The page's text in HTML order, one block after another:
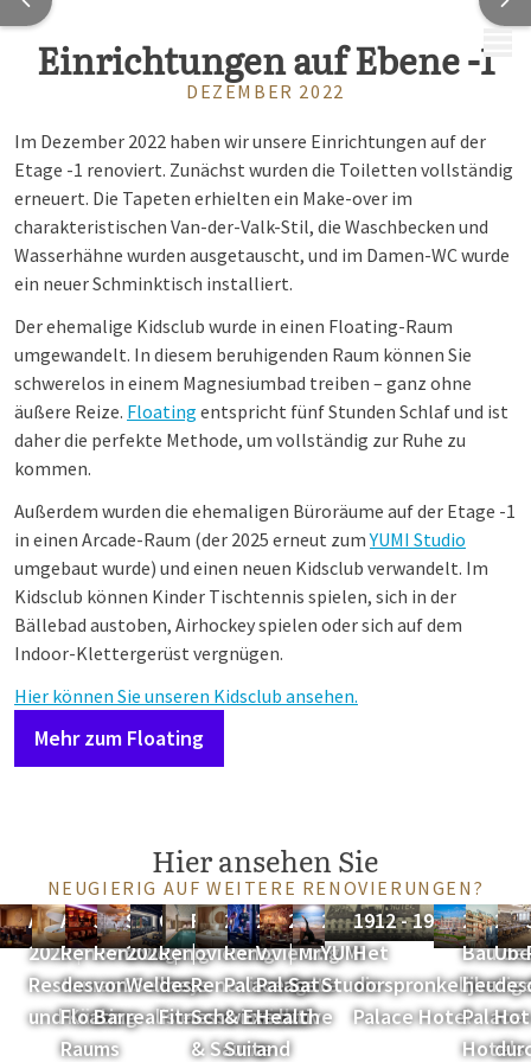
Einrichtungen auf Ebene -1
DEZEMBER 2022
Im Dezember 2022 haben wir unsere Einrichtungen auf der
Etage -1 renoviert. Zunächst wurden die Toiletten vollständig
erneuert. Die Tapeten erhielten ein Make-over im
charakteristischen Van-der-Valk-Stil, die Waschbecken und
Wasserhähne wurden ausgetauscht, und im Damen-WC wurde
ein neuer Schminktisch installiert.
Der ehemalige Kidsclub wurde in einen Floating-Raum
umgewandelt. In diesem beruhigenden Raum können Sie
schwerelos in einem Magnesiumbad treiben – ganz ohne
äußere Reize. Floating entspricht fünf Stunden Schlaf und ist
daher die perfekte Methode, um vollständig zur Ruhe zu
kommen.
Außerdem wurden die ehemaligen Büroräume auf der Etage -1
in einen Arcade-Raum (der 2025 erneut zumYUMI Studio
umgebaut wurde) und einen neuen Kidsclub verwandelt. Im
Kidsclub können Kinder Tischtennis spielen, sich in der
Bällebad austoben, Airhockey spielen oder sich auf dem
Indoor-Klettergerüst vergnügen.
Hier können Sie unseren Kidsclub ansehen.
Mehr zum Floating
Hier ansehen Sie
NEUGIERIG AUF WEITERE RENOVIERUNGEN?
Anfang
2023 |
Restaurant
und Küche
April 2023 |
Renovierung
des
Floating-
Raums
Juli 2023 |
Renovierung
von Semmys
Bar
September
2023 |
Wellness
realisieren
Oktober 2023 |
Renovierung
des
Fitnessbereichs
Februar 2024
|
Renovierung
Schwimmbad
& Sauna
2024 |
Renovierung
Palace Suite
& Executive
Suite
2025 |
V
Palace
Health
and
2025
| Mr.
Sato
2025 |
YUMI
Studio
1912 - 1978 |
Het
oorspronkelijke
Palace Hotel
2001 |
Bau
Palace-
Hotels